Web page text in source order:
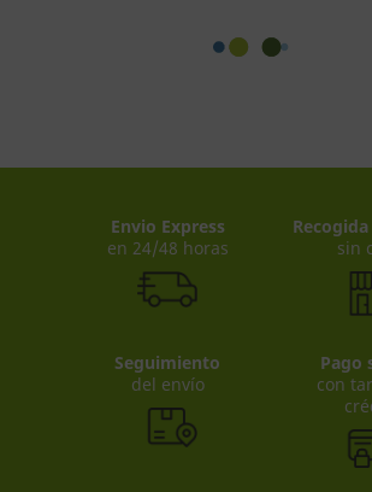
Envio Express
en 24/48 horas
sin
Seguimiento
del envío
Pago
con